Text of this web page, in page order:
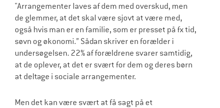
"Arrangementer laves af dem med overskud, men
de glemmer, at det skal være sjovt at være med,
også hvis man er en familie, som er presset på fx tid,
søvn og økonomi.” Sådan skriver en forælder i
undersøgelsen. 22% af forældrene svarer samtidig,
at de oplever, at det er svært for dem og deres børn
at deltage i sociale arrangementer.
Men det kan være svært at få sagt på et